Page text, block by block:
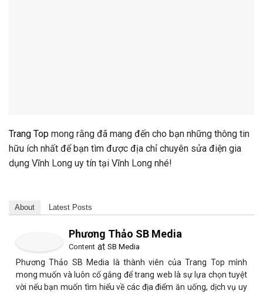
Trang Top mong rằng đã mang đến cho bạn những thông tin
hữu ích nhất để bạn tìm được địa chỉ chuyên sửa điện gia
dụng Vĩnh Long uy tín tại Vĩnh Long nhé!
About Latest Posts
Phương Thảo SB Media
Content at SB Media
Phương Thảo SB Media là thành viên của Trang Top mình
mong muốn và luôn cố gắng để trang web là sự lựa chọn tuyệt
vời nếu bạn muốn tìm hiểu về các địa điểm ăn uống, dịch vụ uy